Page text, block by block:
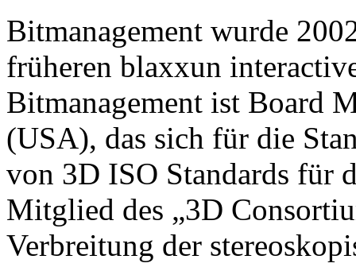
Bitmanagement wurde
früheren blaxxun
Bitmanagement ist Board
(USA), das sich für die
von 3D ISO Standards für
Mitglied des „3D
Verbreitung der